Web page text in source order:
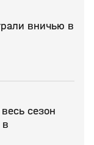
вничью в
сезон